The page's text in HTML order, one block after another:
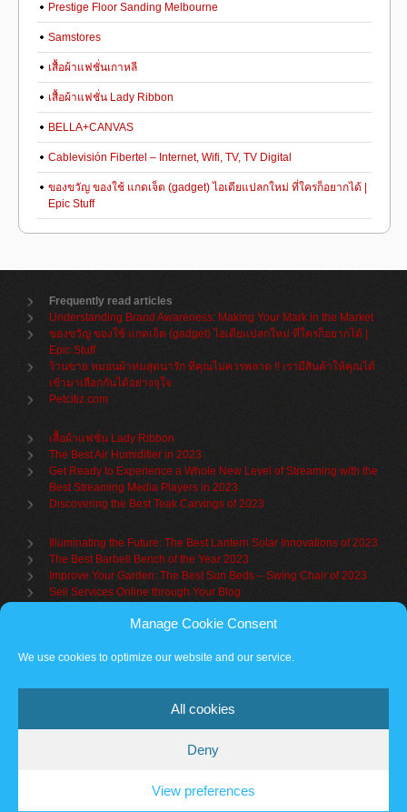
Manage Cookie Consent
We use cookies to optimize our website and our service.
All cookies
Deny
View preferences
Prestige Floor Sanding Melbourne
Samstores
เสื้อผ้าแฟชั่นเกาหลี
เสื้อผ้าแฟชั่น Lady Ribbon
BELLA+CANVAS
Cablevisión Fibertel – Internet, Wifi, TV, TV Digital
ของขวัญ ของใช้ แกดเจ็ต (gadget) ไอเดียแปลกใหม่ ที่ใครก็อยากได้ |
Epic Stuff
Frequently read articles
Understanding Brand Awareness: Making Your Mark in the Market
ของขวัญ ของใช้ แกดเจ็ต (gadget) ไอเดียแปลกใหม่ ที่ใครก็อยากได้ |
Epic Stuff
ร้านขาย หมอนผ้าห่มสุดน่ารัก ที่คุณไม่ควรพลาด !! เรามีสินค้าให้คุณได้
เข้ามาเลือกกันได้อย่างจุใจ
Petcitiz.com
เสื้อผ้าแฟชั่น Lady Ribbon
The Best Air Humidifier in 2023
Get Ready to Experience a Whole New Level of Streaming with the
Best Streaming Media Players in 2023
Discovering the Best Teak Carvings of 2023
Illuminating the Future: The Best Lantern Solar Innovations of 2023
The Best Barbell Bench of the Year 2023
Improve Your Garden: The Best Sun Beds – Swing Chair of 2023
Sell Services Online through Your Blog
Understanding Brand Awareness: Making Your Mark in the Market
The Benefits of a Towel Warmer: Keep Yourself Cozy Even on the
Vantage Theme– Powered byWordPress